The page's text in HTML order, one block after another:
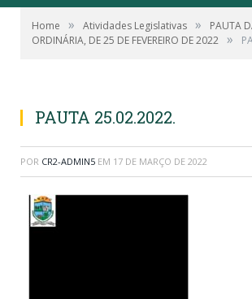
Home » Atividades Legislativas »
PAUTA
ORDINÁRIA, DE 25 DE FEVEREIRO DE 2022 »
PAUTA 25.02.2022.
POR CR2-ADMIN5 EM 17 DE MARÇO DE 2022